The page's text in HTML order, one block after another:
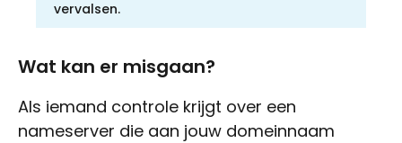
vervalsen.
Wat kan er misgaan?
Als iemand controle krijgt over een
nameserver die aan jouw domeinnaam